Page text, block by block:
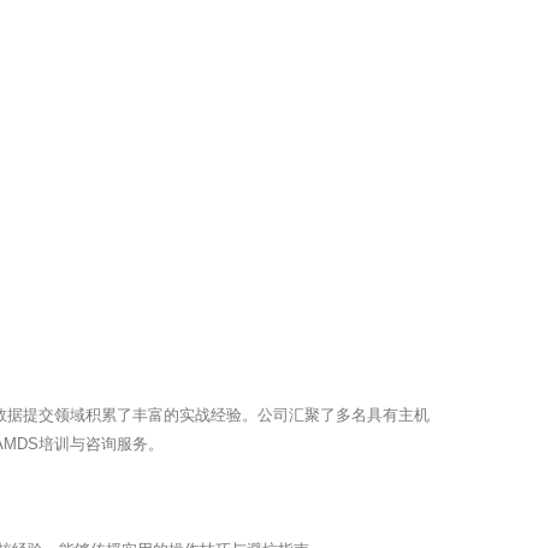
提交领域积累了丰富的实战经验。公司汇聚了多名具有主机
培训与咨询服务。